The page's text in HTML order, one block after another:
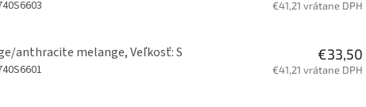
€41,21 vrátane DPH
anthracite melange, Veľkosť: S €33,50
€41,21 vrátane DPH